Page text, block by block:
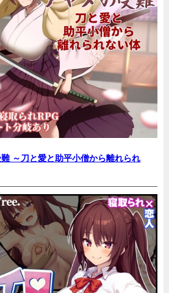
～刀と愛と助平小僧から離れられ